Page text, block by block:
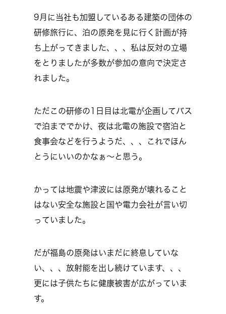
9月に当社も加盟しているある建築の団体の
研修旅行に、泊の原発を見に行く計画が持
ち上がってきました、、、私は反対の立場
をとりましたが多数が参加の意向で決定さ
れました。
ただこの研修の1日目は北電が企画してバス
で泊まででかけ、夜は北電の施設で宿泊と
食事会などを行うようだ、、、これでほん
とうにいいのかなぁ～と思う。
かっては地震や津波には原発が壊れること
はない安全な施設と国や電力会社が言い切
っていました。
だが福島の原発はいまだに終息していな
い、、、放射能を出し続けています、、、
更には子供たちに健康被害が広がっていま
す。